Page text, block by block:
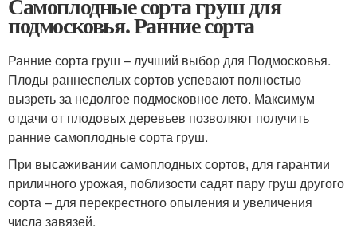
подмосковья. Ранние сорта
Ранние сорта груш – лучший выбор для Подмосковья.
Плоды раннеспелых сортов успевают полностью
вызреть за недолгое подмосковное лето. Максимум
отдачи от плодовых деревьев позволяют получить
ранние самоплодные сорта груш.
При высаживании самоплодных сортов, для гарантии
приличного урожая, поблизости садят пару груш другого
сорта – для перекрестного опыления и увеличения
числа завязей.